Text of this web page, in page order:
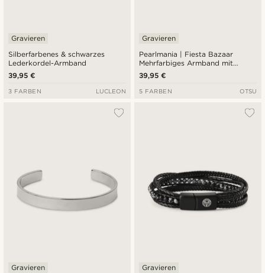
Silberfarbenes & schwarzes
Lederkordel-Armband
Gravieren
39,95 €
3 FARBEN LUCLEON
Pearlmania | Fiesta Bazaar
Mehrfarbiges Armband mit
Glasperlen
Gravieren
39,95 €
5 FARBEN OTSU
Gravieren Gravieren